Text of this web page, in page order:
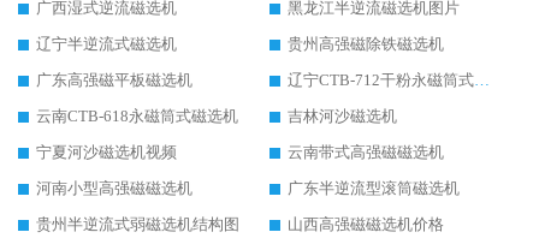
广西湿式逆流磁选机
黑龙江半逆流磁选机图片
辽宁半逆流式磁选机
贵州高强磁除铁磁选机
广东高强磁平板磁选机
辽宁CTB-712干粉永磁筒式磁选机
云南CTB-618永磁筒式磁选机
吉林河沙磁选机
宁夏河沙磁选机视频
云南带式高强磁磁选机
河南小型高强磁磁选机
广东半逆流型滚筒磁选机
贵州半逆流式弱磁选机结构图
山西高强磁磁选机价格